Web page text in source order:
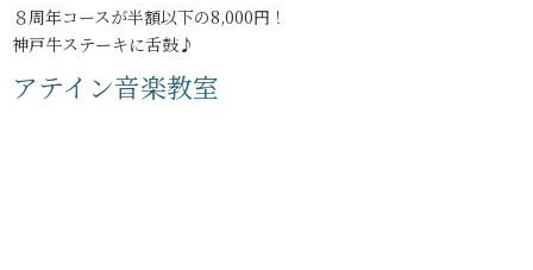
８周年コースが半額以下の8,000円！
神戸牛ステーキに舌鼓♪
アテイン音楽教室